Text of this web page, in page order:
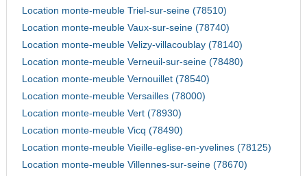
Location monte-meuble Triel-sur-seine (78510)
Location monte-meuble Vaux-sur-seine (78740)
Location monte-meuble Velizy-villacoublay (78140)
Location monte-meuble Verneuil-sur-seine (78480)
Location monte-meuble Vernouillet (78540)
Location monte-meuble Versailles (78000)
Location monte-meuble Vert (78930)
Location monte-meuble Vicq (78490)
Location monte-meuble Vieille-eglise-en-yvelines (78125)
Location monte-meuble Villennes-sur-seine (78670)